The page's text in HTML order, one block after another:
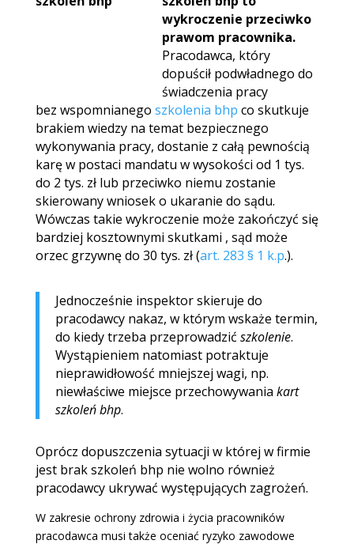
wykroczenie przeciwko
prawom pracownika.
Pracodawca, który
dopuścił podwładnego do
świadczenia pracy
bez wspomnianego szkolenia bhp co skutkuje
brakiem wiedzy na temat bezpiecznego
wykonywania pracy, dostanie z całą pewnością
karę w postaci mandatu w wysokości od 1 tys.
do 2 tys. zł lub przeciwko niemu zostanie
skierowany wniosek o ukaranie do sądu.
Wówczas takie wykroczenie może zakończyć się
bardziej kosztownymi skutkami , sąd może
orzec grzywnę do 30 tys. zł (art. 283 § 1 k.p.).
Jednocześnie inspektor skieruje do
pracodawcy nakaz, w którym wskaże termin,
do kiedy trzeba przeprowadzić szkolenie.
Wystąpieniem natomiast potraktuje
nieprawidłowość mniejszej wagi, np.
niewłaściwe miejsce przechowywania kart
szkoleń bhp.
Oprócz dopuszczenia sytuacji w której w firmie
jest brak szkoleń bhp nie wolno również
pracodawcy ukrywać występujących zagrożeń.
W zakresie ochrony zdrowia i życia pracowników
pracodawca musi także oceniać ryzyko zawodowe